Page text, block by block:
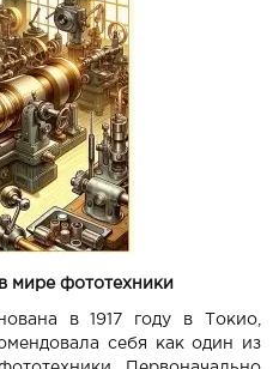
мире фототехники
в 1917 году в Токио,
себя как один из